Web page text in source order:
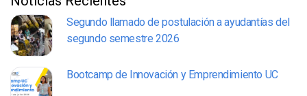
Segundo llamado de postulación a ayudantías del
segundo semestre 2026
Bootcamp de Innovación y Emprendimiento UC